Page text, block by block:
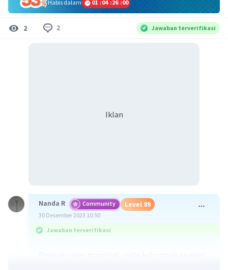
Habis dalam
01 :04 :25 :59
2 2 Jawaban terverifikasi
Iklan
Nanda R Community Level 89
30 Desember 2023 10:50
Jawaban terverifikasi